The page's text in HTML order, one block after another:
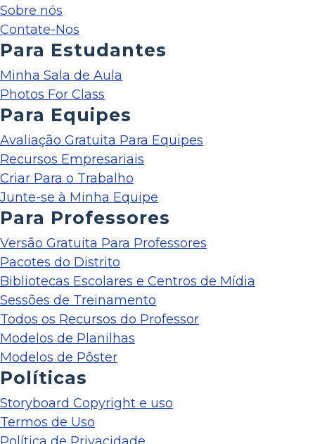
Sobre nós
Contate-Nos
Para Estudantes
Minha Sala de Aula
Photos For Class
Para Equipes
Avaliação Gratuita Para Equipes
Recursos Empresariais
Criar Para o Trabalho
Junte-se à Minha Equipe
Para Professores
Versão Gratuita Para Professores
Pacotes do Distrito
Bibliotecas Escolares e Centros de Mídia
Sessões de Treinamento
Todos os Recursos do Professor
Modelos de Planilhas
Modelos de Pôster
Políticas
Storyboard Copyright e uso
Termos de Uso